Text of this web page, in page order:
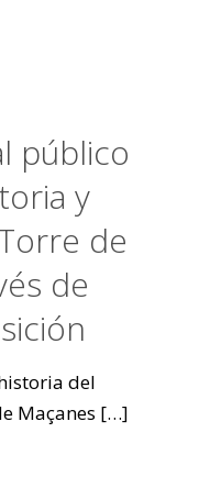
público
y
de
de
del
Maçanes […]